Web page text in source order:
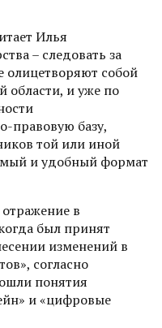
Илья
– следовать за
собой
области, и уже по
правовую базу,
той или иной
и удобный формат
в
был принят
изменений в
согласно
понятия
и «цифровые